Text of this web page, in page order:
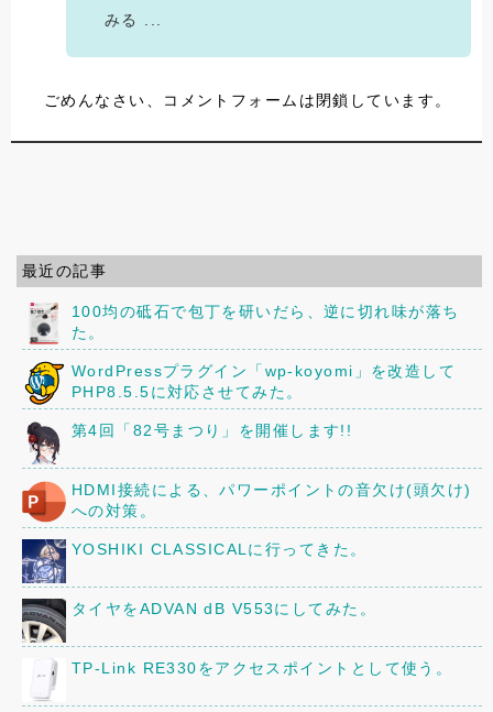
みる ...
ごめんなさい、コメントフォームは閉鎖しています。
最近の記事
100均の砥石で包丁を研いだら、逆に切れ味が落ち
た。
WordPressプラグイン「wp-koyomi」を改造して
PHP8.5.5に対応させてみた。
第4回「82号まつり」を開催します!!
HDMI接続による、パワーポイントの音欠け(頭欠け)
への対策。
YOSHIKI CLASSICALに行ってきた。
タイヤをADVAN dB V553にしてみた。
TP-Link RE330をアクセスポイントとして使う。